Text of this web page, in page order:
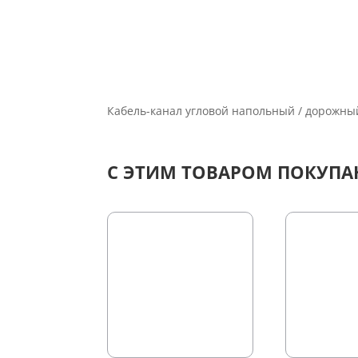
Кабель-канал угловой напольный /
С ЭТИМ ТОВАРОМ